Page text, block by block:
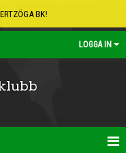
BK!
LOGGA IN